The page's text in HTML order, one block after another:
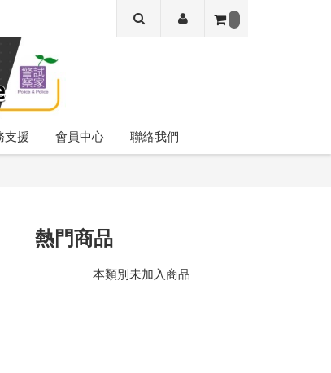
支援 會員中心 聯絡我們
熱門商品
本類別未加入商品